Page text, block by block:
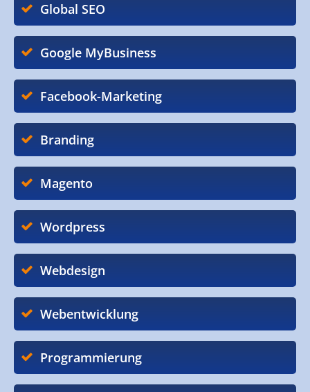
Global SEO
Google MyBusiness
Facebook-Marketing
Branding
Magento
Wordpress
Webdesign
Webentwicklung
Programmierung